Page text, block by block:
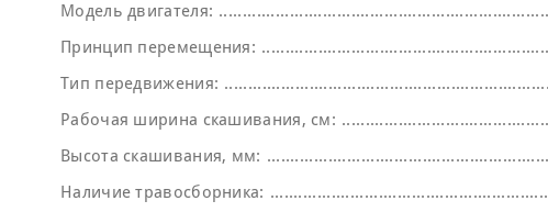
Модель двигателя:
Принцип перемещения:
Тип передвижения:
Рабочая ширина скашивания, см:
Высота скашивания, мм:
Наличие травосборника: